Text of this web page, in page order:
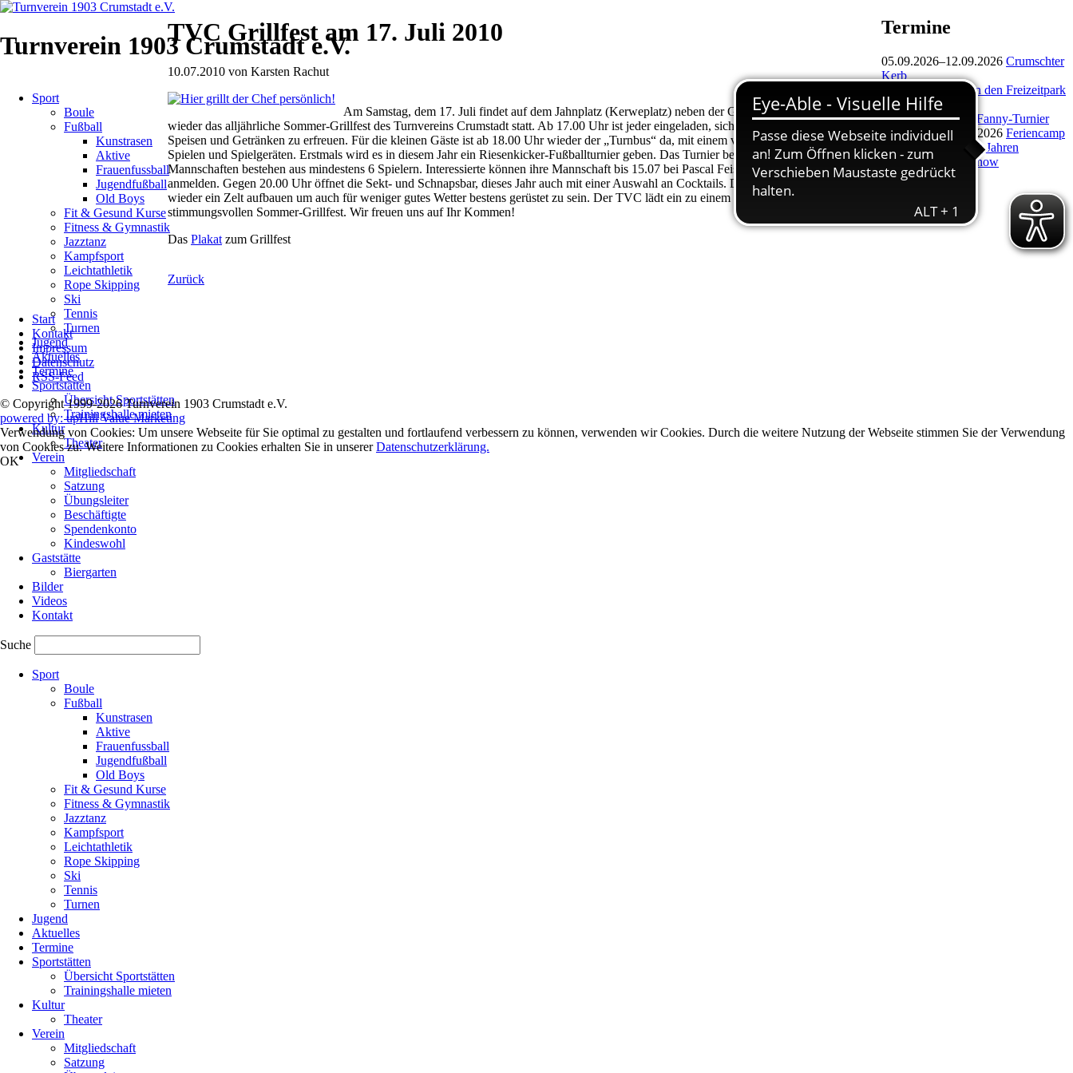
Turnverein 1903 Crumstadt e.V.
überspringen
Sport
Boule
Fußball
Kunstrasen
Aktive
Frauenfussball
Jugendfußball
Old Boys
Fit & Gesund Kurse
Fitness & Gymnastik
Jazztanz
Kampfsport
Leichtathletik
Rope Skipping
Ski
Tennis
Turnen
Jugend
Aktuelles
Termine
Sportstätten
Übersicht Sportstätten
Trainingshalle mieten
Kultur
Theater
Verein
Mitgliedschaft
Satzung
Übungsleiter
Beschäftigte
Spendenkonto
Kindeswohl
Gaststätte
Biergarten
Bilder
Videos
Kontakt
Suche
überspringen
Sport
Boule
Fußball
Kunstrasen
Aktive
Frauenfussball
Jugendfußball
Old Boys
Fit & Gesund Kurse
Fitness & Gymnastik
Jazztanz
Kampfsport
Leichtathletik
Rope Skipping
Ski
Tennis
Turnen
Jugend
Aktuelles
Termine
Sportstätten
Übersicht Sportstätten
Trainingshalle mieten
Kultur
Theater
Verein
Mitgliedschaft
Satzung
TVC Grillfest am 17. Juli 2010
10.07.2010 von Karsten Rachut
Am Samstag, dem 17. Juli findet auf dem Jahnplatz (Kerweplatz) neben der Gaststätte „Zur Turnhalle“
wieder das alljährliche Sommer-Grillfest des Turnvereins Crumstadt statt. Ab 17.00 Uhr ist jeder eingeladen, sich an einer breiten Auswahl an
Speisen und Getränken zu erfreuen. Für die kleinen Gäste ist ab 18.00 Uhr wieder der „Turnbus“ da, mit einem vielfältigen Angebot an
Spielen und Spielgeräten. Erstmals wird es in diesem Jahr ein Riesenkicker-Fußballturnier geben. Das Turnier beginnt ab 17.30 Uhr. Die
Mannschaften bestehen aus mindestens 6 Spielern. Interessierte können ihre Mannschaft bis 15.07 bei Pascal Feistl (Tel. 06158-917255)
anmelden. Gegen 20.00 Uhr öffnet die Sekt- und Schnapsbar, dieses Jahr auch mit einer Auswahl an Cocktails. Der Turnverein wird zudem
wieder ein Zelt aufbauen um auch für weniger gutes Wetter bestens gerüstet zu sein. Der TVC lädt ein zu einem gemütlichen,
stimmungsvollen Sommer-Grillfest. Wir freuen uns auf Ihr Kommen!
Das Plakat zum Grillfest
Zurück
Termine
05.09.2026–12.09.2026 Crumschter
Kerb
Fahrt in den Freizeitpark
nach Tripsdrill
10.10.2026 Boule-Fanny-Turnier
12.10.2026–16.10.2026 Feriencamp
für Kinder von 6-12 Jahren
01.11.2026
Turn-Show
Navigation
überspringen
Start
Kontakt
Impressum
Datenschutz
RSS-Feed
© Copyright 1999-2026 Turnverein 1903 Crumstadt e.V.
powered by: upHill Value Marketing
Verwendung von Cookies: Um unsere Webseite für Sie optimal zu gestalten und fortlaufend verbessern zu können, verwenden wir Cookies. Durch die weitere Nutzung der Webseite stimmen Sie der Verwendung
von Cookies zu. Weitere Informationen zu Cookies erhalten Sie in unsererDatenschutzerklärung.
OK